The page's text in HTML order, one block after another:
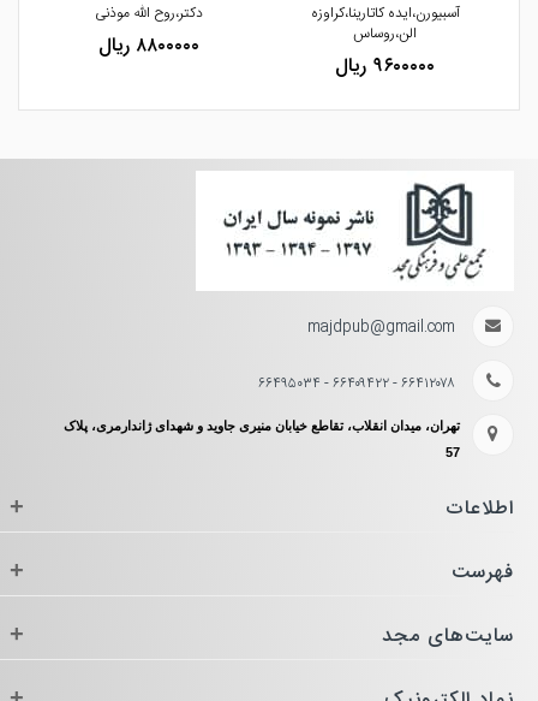
آسبیورن،ایده کاتارینا،کراوزه
الن،روساس
۹۶۰۰۰۰۰ ریال
دکتر،روح الله موذنی
۸۸۰۰۰۰۰ ریال
majdpub@gmail.com
۶۶۴۱۲۰۷۸ - ۶۶۴۰۹۴۲۲ - ۶۶۴۹۵۰۳۴
تهران، میدان انقلاب، تقاطع خیابان منیری جاوید و شهدای ژاندارمری، پلاک
57
اطلاعات +
فهرست +
سایت‌های مجد +